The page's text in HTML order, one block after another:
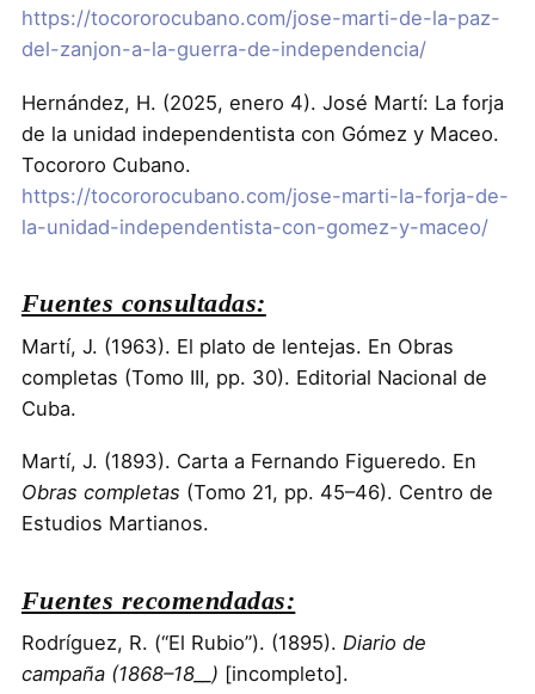
https://tocororocubano.com/jose-marti-de-la-paz-
del-zanjon-a-la-guerra-de-independencia/
Hernández, H. (2025, enero 4). José Martí: La forja
de la unidad independentista con Gómez y Maceo.
Tocororo Cubano.
https://tocororocubano.com/jose-marti-la-forja-de-
la-unidad-independentista-con-gomez-y-maceo/
Fuentes consultadas:
Martí, J. (1963). El plato de lentejas. En Obras
completas (Tomo III, pp. 30). Editorial Nacional de
Cuba.
Martí, J. (1893). Carta a Fernando Figueredo. En
Obras completas (Tomo 21, pp. 45–46). Centro de
Estudios Martianos.
Fuentes recomendadas:
Rodríguez, R. (“El Rubio”). (1895). Diario de
campaña (1868–18__) [incompleto].